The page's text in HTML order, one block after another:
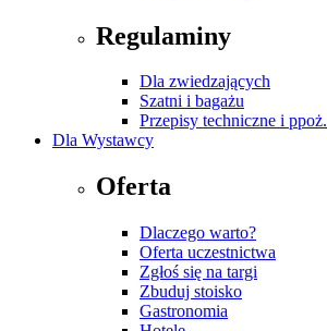
Regulaminy
Dla zwiedzających
Szatni i bagażu
Przepisy techniczne i ppoż.
Dla Wystawcy
Oferta
Dlaczego warto?
Oferta uczestnictwa
Zgłoś się na targi
Zbuduj stoisko
Gastronomia